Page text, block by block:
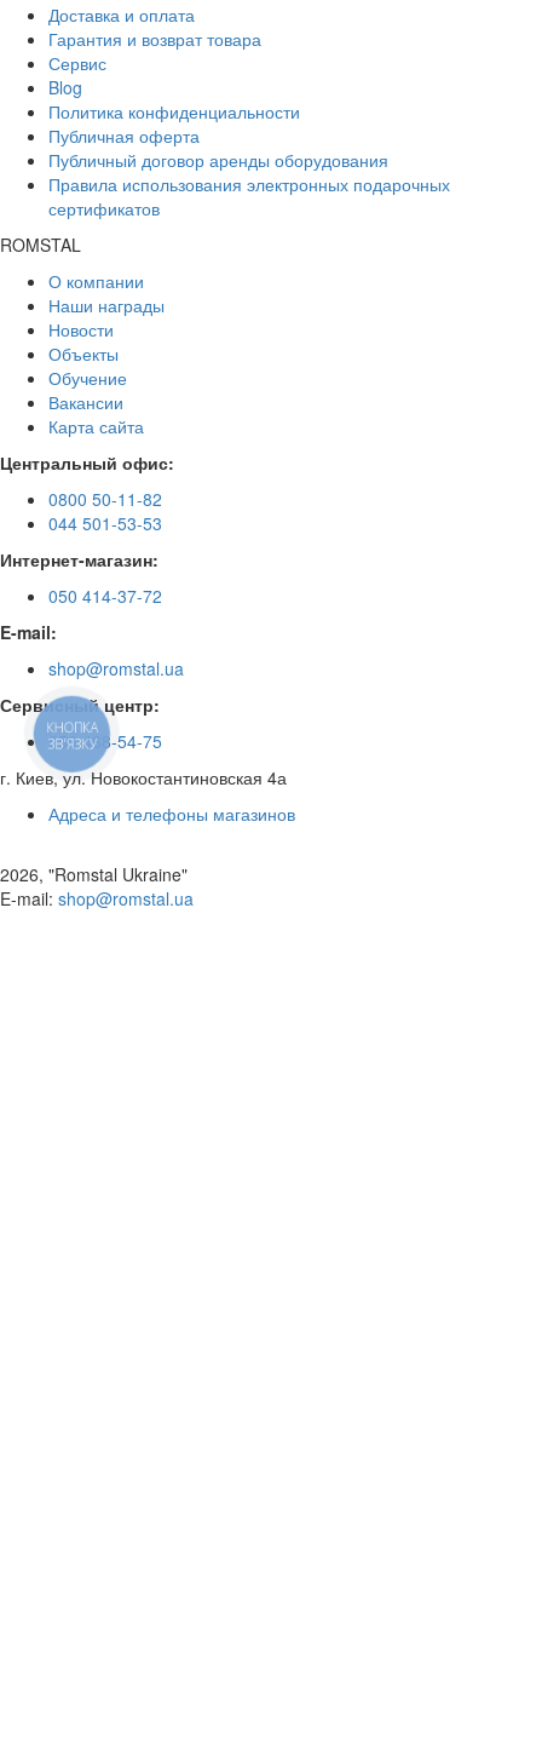
Доставка и оплата
Гарантия и возврат товара
Сервис
Blog
Политика конфиденциальности
Публичная оферта
Публичный договор аренды оборудования
Правила использования электронных подарочных
сертификатов
ROMSTAL
О компании
Наши награды
Новости
Объекты
Обучение
Вакансии
Карта сайта
Центральный офис:
0800 50-11-82
044 501-53-53
Интернет-магазин:
050 414-37-72
E-mail:
shop@romstal.ua
Сервисный центр:
050 468-54-75
г. Киев, ул. Новокостантиновская 4а
Адреса и телефоны магазинов
2026, "Romstal Ukraine"
​E-mail: shop@romstal.ua
КНОПКА
ЗВ'ЯЗКУ